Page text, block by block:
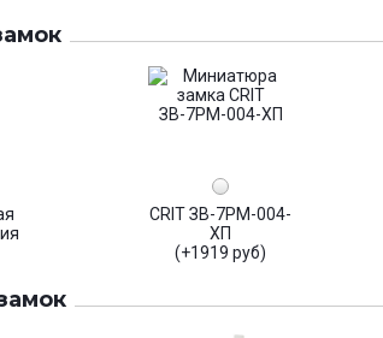
CRIT ЗВ-7РМ-004-
ХП
(+1919 руб)